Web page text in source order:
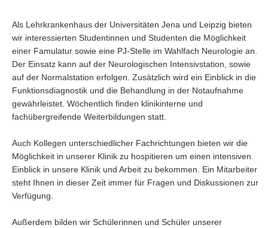
Als Lehrkrankenhaus der Universitäten Jena und Leipzig bieten
wir interessierten Studentinnen und Studenten die Möglichkeit
einer Famulatur sowie eine PJ-Stelle im Wahlfach Neurologie an.
Der Einsatz kann auf der Neurologischen Intensivstation, sowie
auf der Normalstation erfolgen. Zusätzlich wird ein Einblick in die
Funktionsdiagnostik und die Behandlung in der Notaufnahme
gewährleistet. Wöchentlich finden klinikinterne und
fachübergreifende Weiterbildungen statt.
Auch Kollegen unterschiedlicher Fachrichtungen bieten wir die
Möglichkeit in unserer Klinik zu hospitieren um einen intensiven
Einblick in unsere Klinik und Arbeit zu bekommen. Ein Mitarbeiter
steht Ihnen in dieser Zeit immer für Fragen und Diskussionen zur
Verfügung.
Außerdem bilden wir Schülerinnen und Schüler unserer